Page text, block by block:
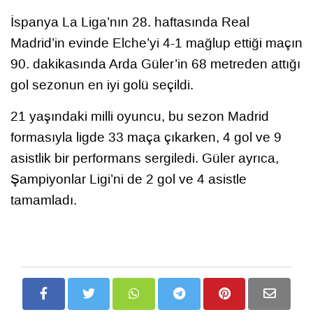
İspanya La Liga’nın 28. haftasında Real
Madrid’in evinde Elche’yi 4-1 mağlup ettiği maçın
90. dakikasında Arda Güler’in 68 metreden attığı
gol sezonun en iyi golü seçildi.
21 yaşındaki milli oyuncu, bu sezon Madrid
formasıyla ligde 33 maça çıkarken, 4 gol ve 9
asistlik bir performans sergiledi. Güler ayrıca,
Şampiyonlar Ligi’ni de 2 gol ve 4 asistle
tamamladı.